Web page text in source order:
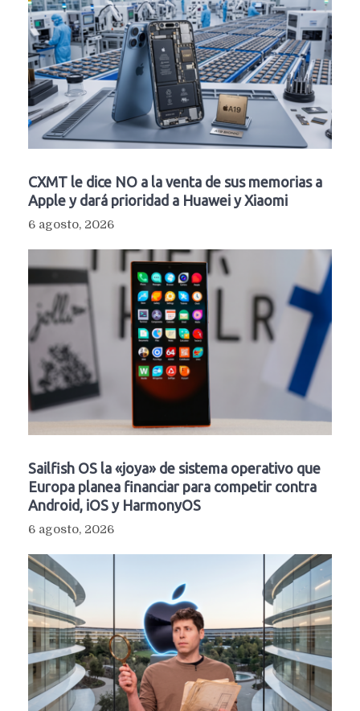
CXMT le dice NO a la venta de sus memorias a
Apple y dará prioridad a Huawei y Xiaomi
6 agosto, 2026
Sailfish OS la «joya» de sistema operativo que
Europa planea financiar para competir contra
Android, iOS y HarmonyOS
6 agosto, 2026